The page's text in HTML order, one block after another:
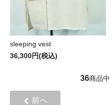
sleeping vest
36,300円(税込)
36商品中
前へ